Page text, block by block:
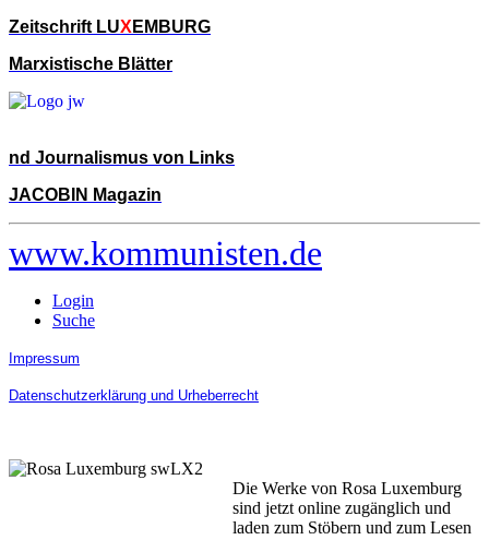
Zeitschrift LUX EMBURG
Marxistische Blätter
nd Journalismus von Links
JACOBIN Magazin
www.kommunisten.de
Login
Suche
Impressum
Datenschutzerklärung und Urheberrecht
Die Werke von Rosa Luxemburg
sind jetzt online zugänglich und
laden zum Stöbern und zum Lesen